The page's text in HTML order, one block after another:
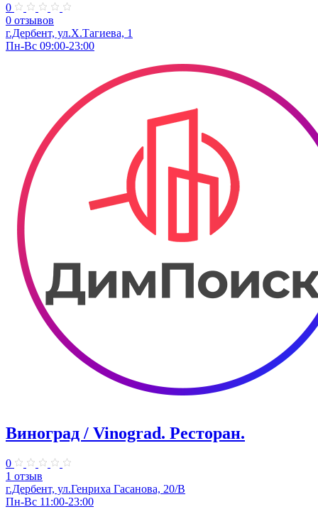
0
0 отзывов
г.Дербент, ул.Х.Тагиева, 1
Пн-Вс 09:00-23:00
Виноград / Vinograd. Ресторан.
0
1 отзыв
г.Дербент, ​ул.Генриха Гасанова, 20/В
Пн-Вс 11:00-23:00